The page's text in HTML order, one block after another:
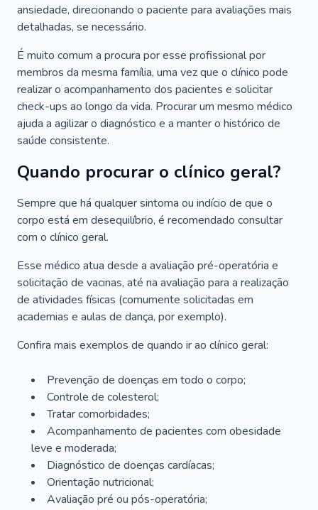
ansiedade, direcionando o paciente para avaliações mais
detalhadas, se necessário.
É muito comum a procura por esse profissional por
membros da mesma família, uma vez que o clínico pode
realizar o acompanhamento dos pacientes e solicitar
check-ups ao longo da vida. Procurar um mesmo médico
ajuda a agilizar o diagnóstico e a manter o histórico de
saúde consistente.
Quando procurar o clínico geral?
Sempre que há qualquer sintoma ou indício de que o
corpo está em desequilíbrio, é recomendado consultar
com o clínico geral.
Esse médico atua desde a avaliação pré-operatória e
solicitação de vacinas, até na avaliação para a realização
de atividades físicas (comumente solicitadas em
academias e aulas de dança, por exemplo).
Confira mais exemplos de quando ir ao clínico geral:
Prevenção de doenças em todo o corpo;
Controle de colesterol;
Tratar comorbidades;
Acompanhamento de pacientes com obesidade
leve e moderada;
Diagnóstico de doenças cardíacas;
Orientação nutricional;
Avaliação pré ou pós-operatória;